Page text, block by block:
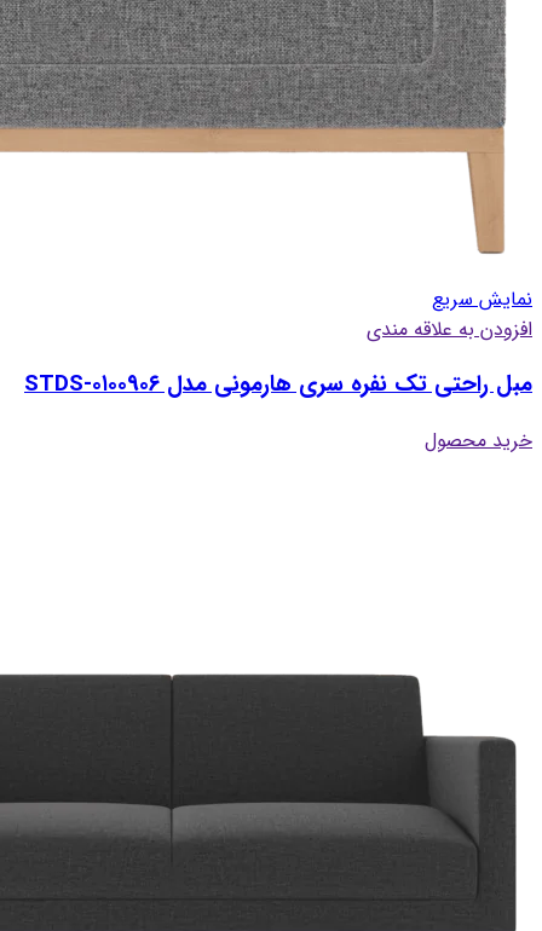
نمایش سریع
افزودن به علاقه مندی
مبل راحتی تک نفره سری هارمونی مدل STDS-۰۱۰۰۹۰۶
خرید محصول